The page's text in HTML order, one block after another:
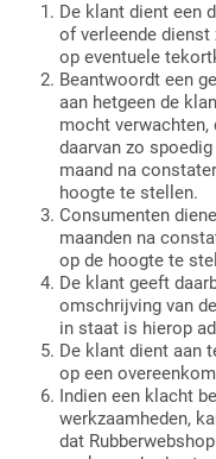
De klant dient een
of verleende
op eventuele
Beantwoordt een
aan hetgeen de
mocht verwachten,
daarvan zo
maand na
hoogte te stellen.
Consumenten
maanden na
op de hoogte te
De klant geeft
omschrijving van
in staat is hierop
De klant dient aan
op een
Indien een klacht
werkzaamheden,
dat